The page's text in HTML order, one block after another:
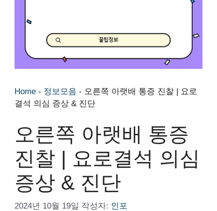
Home - 정보모음 - 오른쪽 아랫배 통증 진찰 | 요로
결석 의심 증상 & 진단
오른쪽 아랫배 통증
진찰 | 요로결석 의심
증상 & 진단
2024년 10월 19일 작성자: 인포